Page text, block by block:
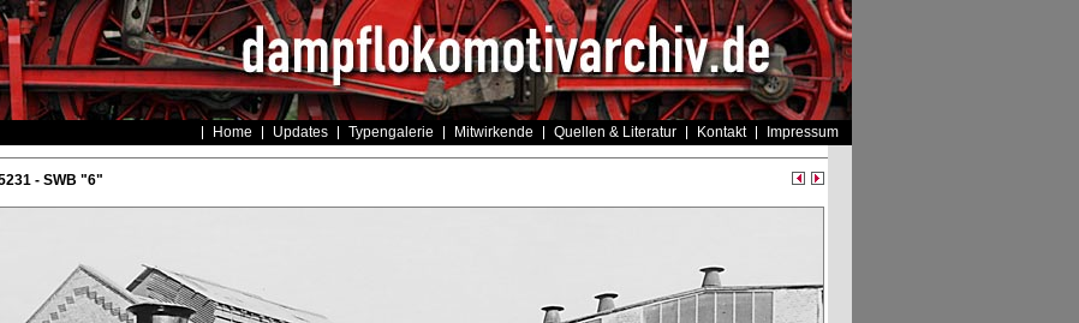
Home Updates Typengalerie Mitwirkende Quellen & Literatur Kontakt Impressum
- SWB "6"